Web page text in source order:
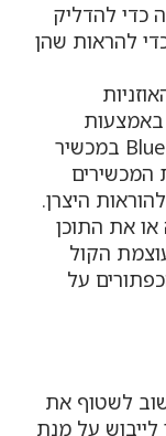
כדי להדליק
להראות שהן
באמצעות
Bluetooth, הפעל את ה-Bluetooth במכשיר
המכשירים
היצרן.
את התוכן
הקול
על
לשטוף את
לייבוש על מנת